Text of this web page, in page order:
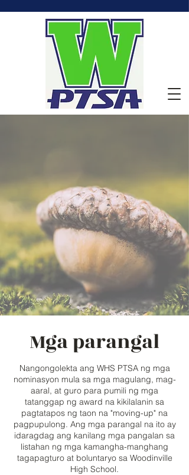
Mga parangal
Nangongolekta ang WHS PTSA ng mga
nominasyon mula sa mga magulang, mag-
aaral, at guro para pumili ng mga
tatanggap ng award na kikilalanin sa
pagtatapos ng taon na "moving-up" na
pagpupulong. Ang mga parangal na ito ay
idaragdag ang kanilang mga pangalan sa
listahan ng mga kamangha-manghang
tagapagturo at boluntaryo sa Woodinville
High School.